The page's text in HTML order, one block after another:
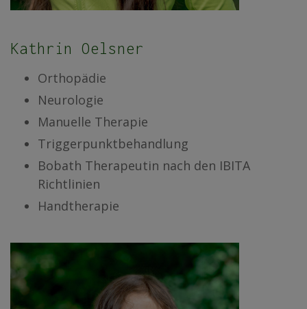
Kathrin Oelsner
Orthopädie
Neurologie
Manuelle Therapie
Triggerpunktbehandlung
Bobath Therapeutin nach den IBITA
Richtlinien
Handtherapie